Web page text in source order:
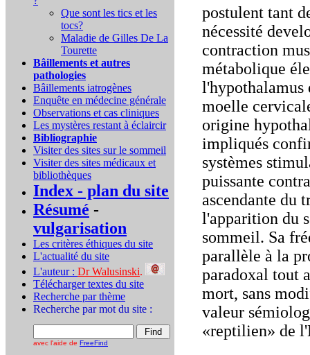
Que sont les tics et les
tocs?
Maladie de Gilles De La
Tourette
Bâillements et autres
pathologies
Bâillements iatrogènes
Enquête en médecine générale
Observations et cas cliniques
Les mystères restant à éclaircir
Bibliographie
Visiter des sites sur le sommeil
Visiter des sites médicaux et
bibliothèques
Index - plan du site
Résumé -
vulgarisation
Les critères éthiques du site
L'actualité du site
L'auteur : Dr Walusinski.
Télécharger textes du site
Recherche par thème
Recherche par mot du site :
avec l'aide de FreeFind
postulent tant
nécessité
contraction
métabolique
l'hypothalamus
moelle
origine
impliqués
systèmes
puissante
ascendante du
l'apparition du
sommeil. Sa
parallèle à la
paradoxal tout
mort, sans
valeur
«reptilien» de